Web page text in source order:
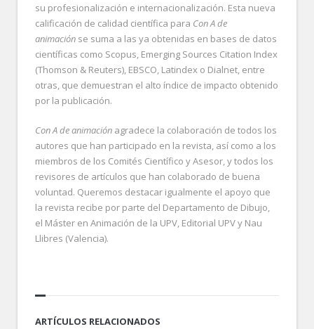
su profesionalización e internacionalización. Esta nueva
calificación de calidad científica para Con A de
animación se suma a las ya obtenidas en bases de datos
científicas como Scopus, Emerging Sources Citation Index
(Thomson & Reuters), EBSCO, Latindex o Dialnet, entre
otras, que demuestran el alto índice de impacto obtenido
por la publicación.
Con A de animación agradece la colaboración de todos los
autores que han participado en la revista, así como a los
miembros de los Comités Científico y Asesor, y todos los
revisores de artículos que han colaborado de buena
voluntad. Queremos destacar igualmente el apoyo que
la revista recibe por parte del Departamento de Dibujo,
el Máster en Animación de la UPV, Editorial UPV y Nau
Llibres (Valencia).
ARTÍCULOS RELACIONADOS